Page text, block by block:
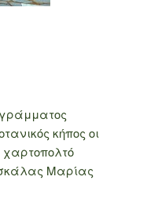
κήπος οι
χαρτοπολτό
Μαρίας